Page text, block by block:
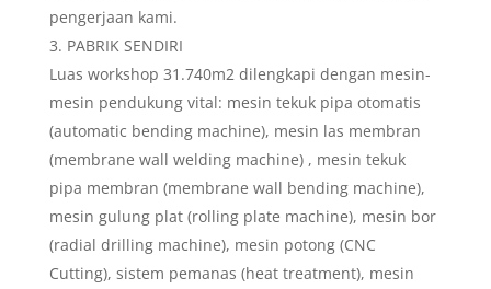
pengerjaan kami.
PABRIK SENDIRI
Luas workshop 31.740m2 dilengkapi dengan mesin-
mesin pendukung vital: mesin tekuk pipa otomatis
(automatic bending machine), mesin las membran
(membrane wall welding machine) , mesin tekuk
pipa membran (membrane wall bending machine),
mesin gulung plat (rolling plate machine), mesin bor
(radial drilling machine), mesin potong (CNC
Cutting), sistem pemanas (heat treatment), mesin